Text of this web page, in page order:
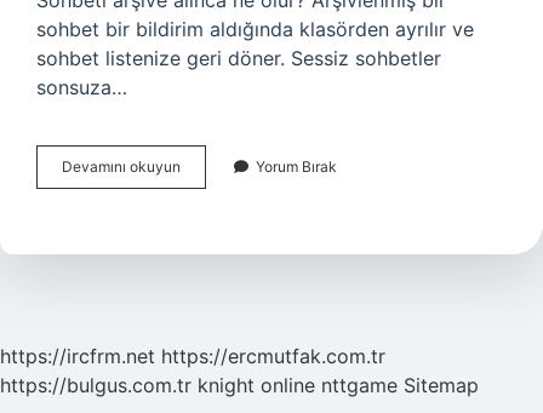
sohbet bir bildirim aldığında klasörden ayrılır ve
sohbet listenize geri döner. Sessiz sohbetler
sonsuza…
Devamını okuyun
Neden
Yorum Bırak
https://ircfrm.net https://ercmutfak.com.tr
https://bulgus.com.tr knight online nttgame Sitemap